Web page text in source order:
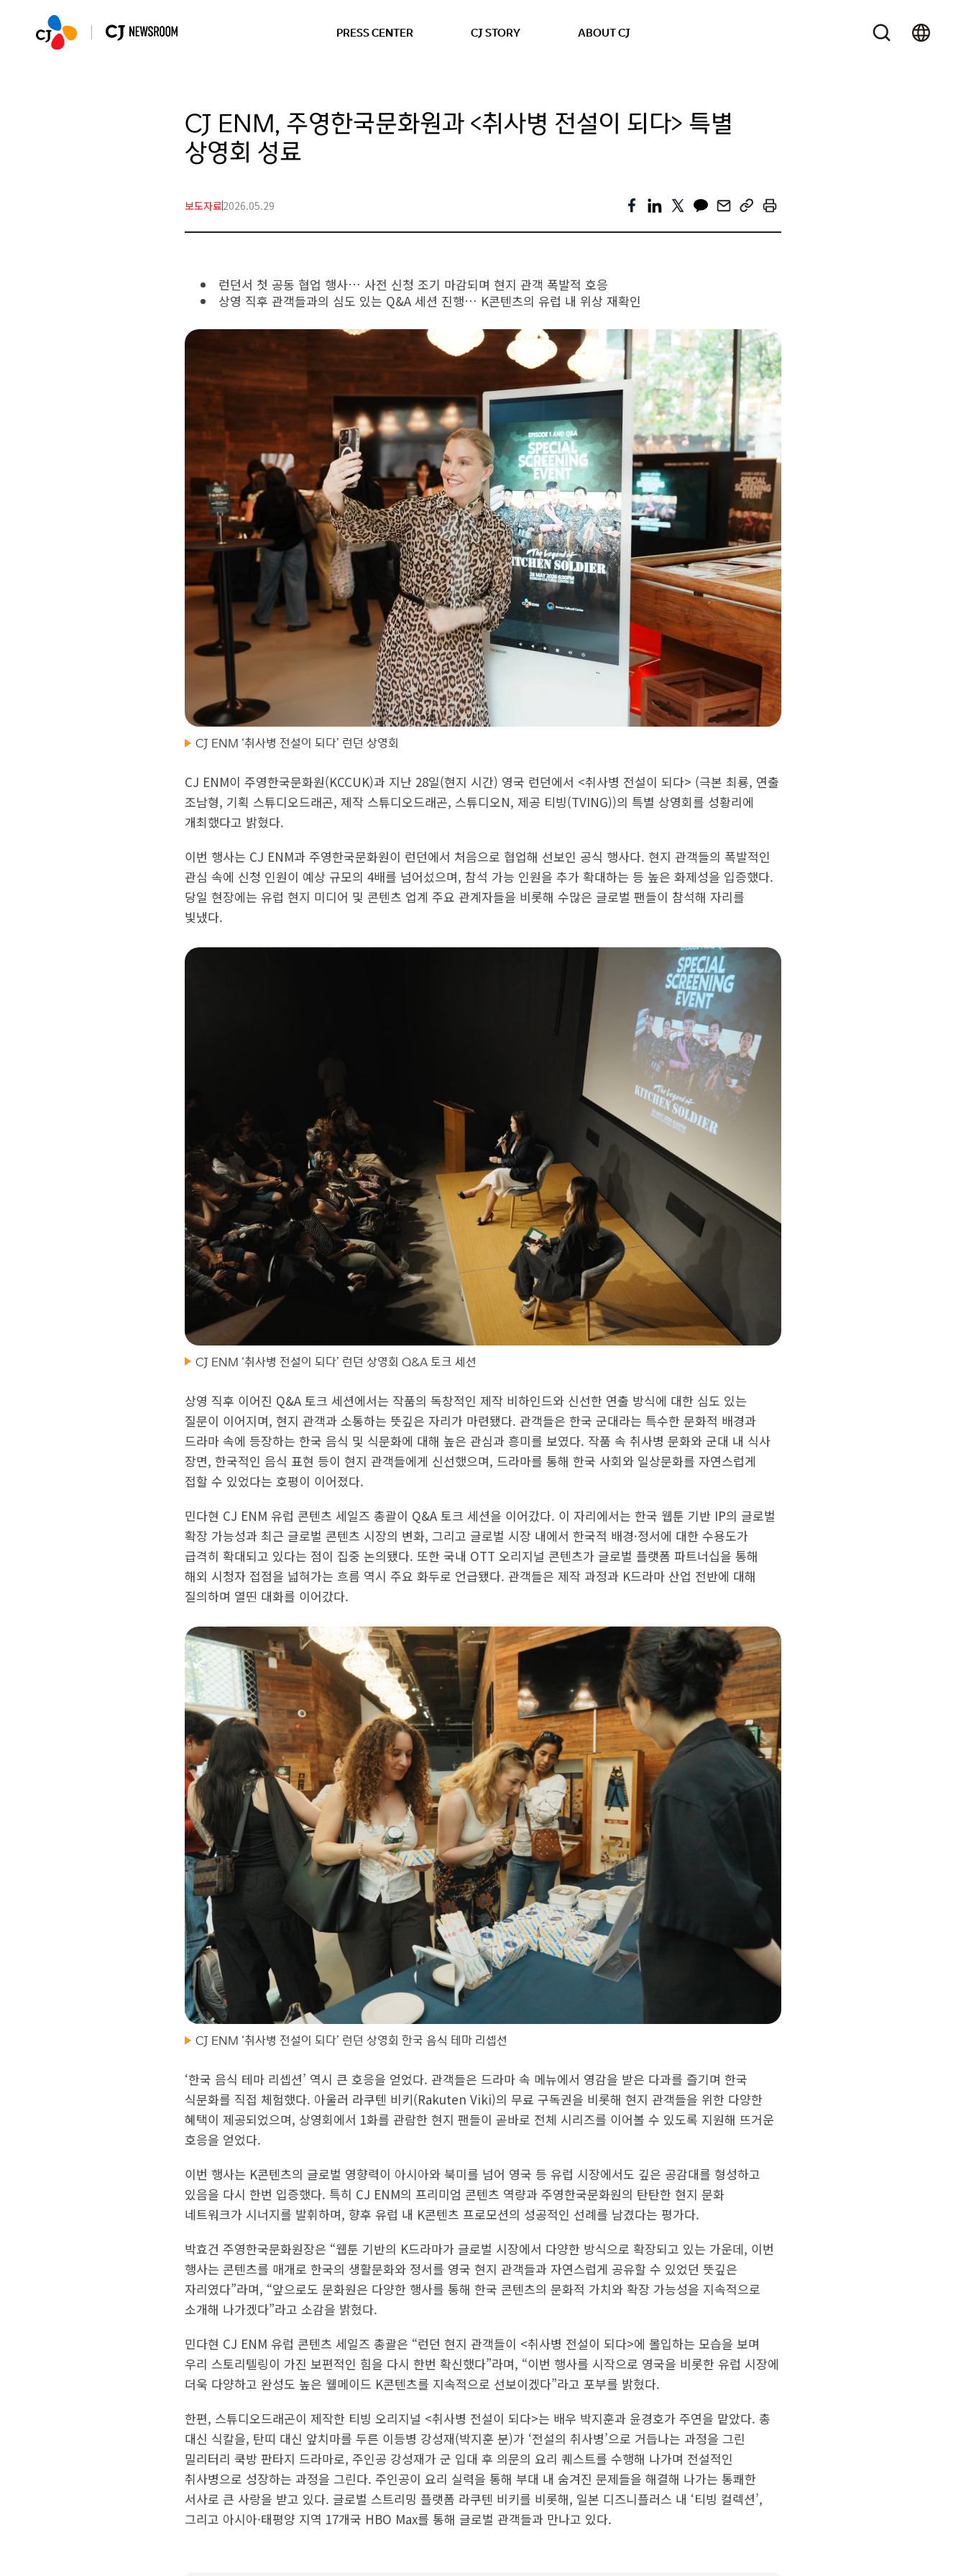
PRESS CENTER CJ STORY ABOUT CJ
CJ ENM, 주영한국문화원과 <취사병 전설이 되다> 특별
상영회 성료
보도자료2026.05.29
런던서 첫 공동 협업 행사… 사전 신청 조기 마감되며 현지 관객 폭발적 호응
상영 직후 관객들과의 심도 있는 Q&A 세션 진행… K콘텐츠의 유럽 내 위상 재확인
CJ ENM ‘취사병 전설이 되다’ 런던 상영회
CJ ENM이 주영한국문화원(KCCUK)과 지난 28일(현지 시간) 영국 런던에서 <취사병 전설이 되다> (극본 최룡, 연출
조남형, 기획 스튜디오드래곤, 제작 스튜디오드래곤, 스튜디오N, 제공 티빙(TVING))의 특별 상영회를 성황리에
개최했다고 밝혔다.
이번 행사는 CJ ENM과 주영한국문화원이 런던에서 처음으로 협업해 선보인 공식 행사다. 현지 관객들의 폭발적인
관심 속에 신청 인원이 예상 규모의 4배를 넘어섰으며, 참석 가능 인원을 추가 확대하는 등 높은 화제성을 입증했다.
당일 현장에는 유럽 현지 미디어 및 콘텐츠 업계 주요 관계자들을 비롯해 수많은 글로벌 팬들이 참석해 자리를
빛냈다.
CJ ENM ‘취사병 전설이 되다’ 런던 상영회 Q&A 토크 세션
상영 직후 이어진 Q&A 토크 세션에서는 작품의 독창적인 제작 비하인드와 신선한 연출 방식에 대한 심도 있는
질문이 이어지며, 현지 관객과 소통하는 뜻깊은 자리가 마련됐다. 관객들은 한국 군대라는 특수한 문화적 배경과
드라마 속에 등장하는 한국 음식 및 식문화에 대해 높은 관심과 흥미를 보였다. 작품 속 취사병 문화와 군대 내 식사
장면, 한국적인 음식 표현 등이 현지 관객들에게 신선했으며, 드라마를 통해 한국 사회와 일상문화를 자연스럽게
접할 수 있었다는 호평이 이어졌다.
민다현 CJ ENM 유럽 콘텐츠 세일즈 총괄이 Q&A 토크 세션을 이어갔다. 이 자리에서는 한국 웹툰 기반 IP의 글로벌
확장 가능성과 최근 글로벌 콘텐츠 시장의 변화, 그리고 글로벌 시장 내에서 한국적 배경·정서에 대한 수용도가
급격히 확대되고 있다는 점이 집중 논의됐다. 또한 국내 OTT 오리지널 콘텐츠가 글로벌 플랫폼 파트너십을 통해
해외 시청자 접점을 넓혀가는 흐름 역시 주요 화두로 언급됐다. 관객들은 제작 과정과 K드라마 산업 전반에 대해
질의하며 열띤 대화를 이어갔다.
CJ ENM ‘취사병 전설이 되다’ 런던 상영회 한국 음식 테마 리셉션
‘한국 음식 테마 리셉션’ 역시 큰 호응을 얻었다. 관객들은 드라마 속 메뉴에서 영감을 받은 다과를 즐기며 한국
식문화를 직접 체험했다. 아울러 라쿠텐 비키(Rakuten Viki)의 무료 구독권을 비롯해 현지 관객들을 위한 다양한
혜택이 제공되었으며, 상영회에서 1화를 관람한 현지 팬들이 곧바로 전체 시리즈를 이어볼 수 있도록 지원해 뜨거운
호응을 얻었다.
이번 행사는 K콘텐츠의 글로벌 영향력이 아시아와 북미를 넘어 영국 등 유럽 시장에서도 깊은 공감대를 형성하고
있음을 다시 한번 입증했다. 특히 CJ ENM의 프리미엄 콘텐츠 역량과 주영한국문화원의 탄탄한 현지 문화
네트워크가 시너지를 발휘하며, 향후 유럽 내 K콘텐츠 프로모션의 성공적인 선례를 남겼다는 평가다.
박효건 주영한국문화원장은 “웹툰 기반의 K드라마가 글로벌 시장에서 다양한 방식으로 확장되고 있는 가운데, 이번
행사는 콘텐츠를 매개로 한국의 생활문화와 정서를 영국 현지 관객들과 자연스럽게 공유할 수 있었던 뜻깊은
자리였다”라며, “앞으로도 문화원은 다양한 행사를 통해 한국 콘텐츠의 문화적 가치와 확장 가능성을 지속적으로
소개해 나가겠다”라고 소감을 밝혔다.
민다현 CJ ENM 유럽 콘텐츠 세일즈 총괄은 “런던 현지 관객들이 <취사병 전설이 되다>에 몰입하는 모습을 보며
우리 스토리텔링이 가진 보편적인 힘을 다시 한번 확신했다”라며, “이번 행사를 시작으로 영국을 비롯한 유럽 시장에
더욱 다양하고 완성도 높은 웰메이드 K콘텐츠를 지속적으로 선보이겠다”라고 포부를 밝혔다.
한편, 스튜디오드래곤이 제작한 티빙 오리지널 <취사병 전설이 되다>는 배우 박지훈과 윤경호가 주연을 맡았다. 총
대신 식칼을, 탄띠 대신 앞치마를 두른 이등병 강성재(박지훈 분)가 ‘전설의 취사병’으로 거듭나는 과정을 그린
밀리터리 쿡방 판타지 드라마로, 주인공 강성재가 군 입대 후 의문의 요리 퀘스트를 수행해 나가며 전설적인
취사병으로 성장하는 과정을 그린다. 주인공이 요리 실력을 통해 부대 내 숨겨진 문제들을 해결해 나가는 통쾌한
서사로 큰 사랑을 받고 있다. 글로벌 스트리밍 플랫폼 라쿠텐 비키를 비롯해, 일본 디즈니플러스 내 ‘티빙 컬렉션’,
그리고 아시아·태평양 지역 17개국 HBO Max를 통해 글로벌 관객들과 만나고 있다.